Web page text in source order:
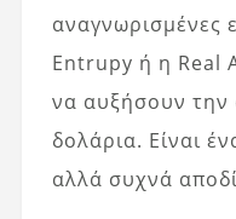
αναγνωρισμένες
Entrupy ή η Real
να αυξήσουν την
δολάρια. Είναι
αλλά συχνά